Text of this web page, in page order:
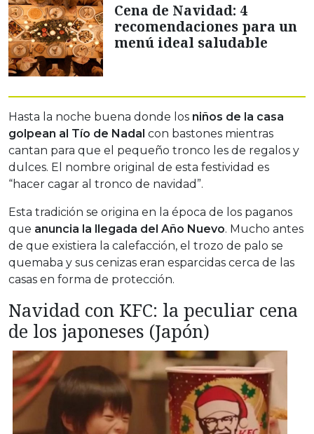
Cena de Navidad: 4
recomendaciones para un
menú ideal saludable
Hasta la noche buena donde los niños de la casa
golpean al Tío de Nadal con bastones mientras
cantan para que el pequeño tronco les de regalos y
dulces. El nombre original de esta festividad es
“hacer cagar al tronco de navidad”.
Esta tradición se origina en la época de los paganos
que anuncia la llegada del Año Nuevo. Mucho antes
de que existiera la calefacción, el trozo de palo se
quemaba y sus cenizas eran esparcidas cerca de las
casas en forma de protección.
Navidad con KFC: la peculiar cena
de los japoneses (Japón)